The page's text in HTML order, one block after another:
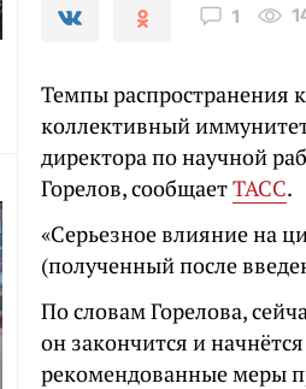
1
Темпы распространения
коллективный
директора по научной
Горелов, сообщаетТАСС.
«Серьезное влияние на
(полученный после
По словам Горелова,
он закончится и
рекомендованные меры